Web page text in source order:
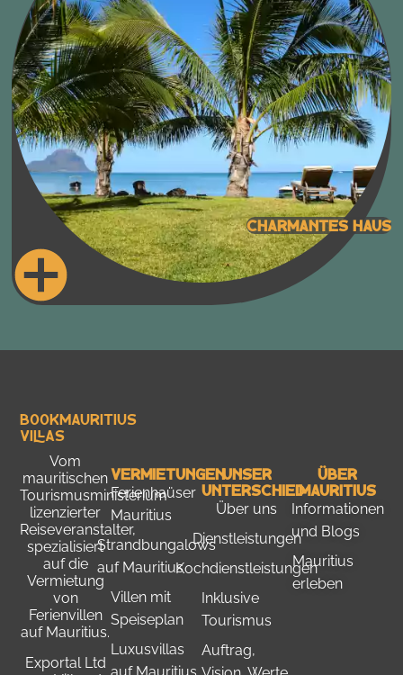
Charmantes Haus
Bookmauritius
Villas
Vom
mauritischen
Tourismusministerium
lizenzierter
Reiseveranstalter,
spezialisiert
auf die
Vermietung
von
Ferienvillen
auf Mauritius.
Exportal Ltd
Vermietungen
Ferienhaüser
Mauritius
Strandbungalows
auf Mauritius
Villen mit
Speiseplan
Luxusvillas
Unser
Unterschied
Über uns
Dienstleistungen
Kochdienstleistungen
Inklusive
Tourismus
Auftrag,
Über
Mauritius
Informationen
und Blogs
Mauritius
erleben